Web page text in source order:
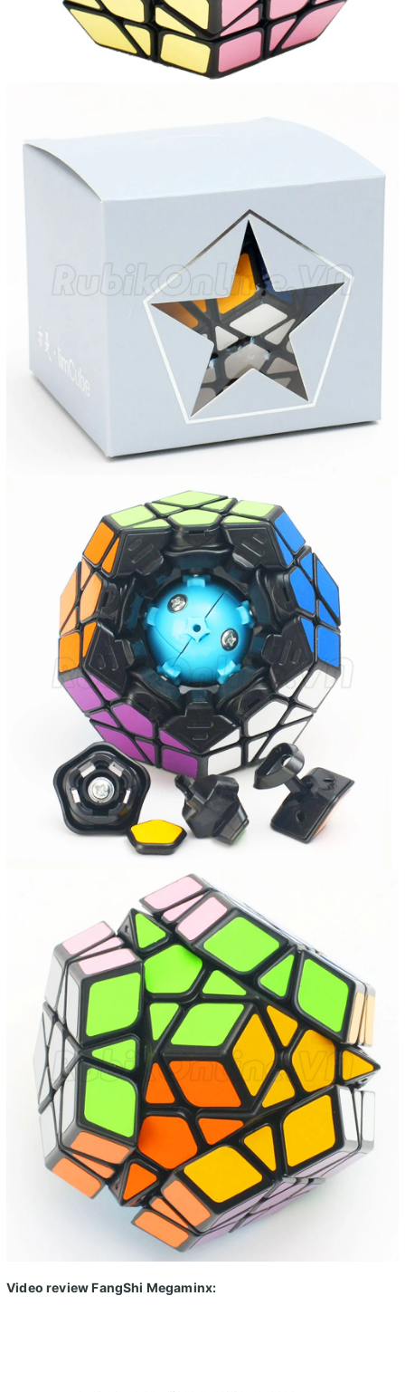
Video review FangShi Megaminx: